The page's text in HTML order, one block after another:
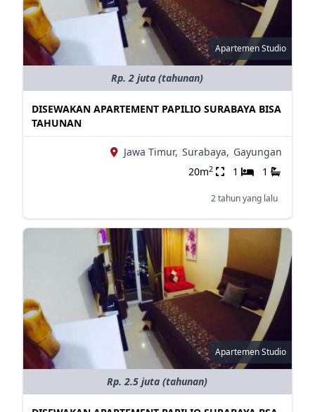
Apartemen Studio
Rp. 2 juta (tahunan)
DISEWAKAN APARTEMENT PAPILIO SURABAYA BISA
TAHUNAN
Jawa Timur, Surabaya, Gayungan
20m2 1 1
2 tahun yang lalu
Apartemen Studio
Rp. 2.5 juta (tahunan)